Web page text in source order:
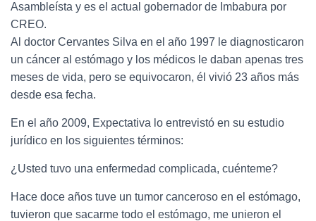
Asambleísta y es el actual gobernador de Imbabura por
CREO.
Al doctor Cervantes Silva en el año 1997 le diagnosticaron
un cáncer al estómago y los médicos le daban apenas tres
meses de vida, pero se equivocaron, él vivió 23 años más
desde esa fecha.
En el año 2009, Expectativa lo entrevistó en su estudio
jurídico en los siguientes términos:
¿Usted tuvo una enfermedad complicada, cuénteme?
Hace doce años tuve un tumor canceroso en el estómago,
tuvieron que sacarme todo el estómago, me unieron el